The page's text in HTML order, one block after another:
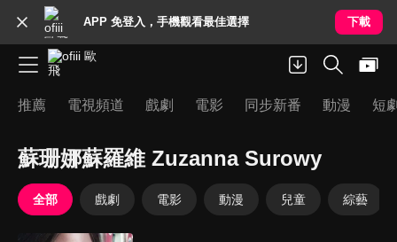
APP 免登入，手機觀看最佳選擇 下載
推薦 電視頻道 戲劇 電影 同步新番 動漫 短
蘇珊娜蘇羅維 Zuzanna Surowy
全部 戲劇 電影 動漫 兒童 綜藝